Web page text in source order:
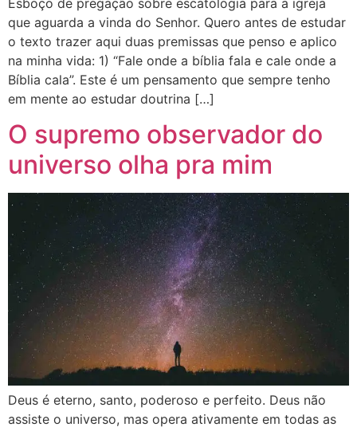
Esboço de pregação sobre escatologia para a igreja
que aguarda a vinda do Senhor. Quero antes de estudar
o texto trazer aqui duas premissas que penso e aplico
na minha vida: 1) “Fale onde a bíblia fala e cale onde a
Bíblia cala”. Este é um pensamento que sempre tenho
em mente ao estudar doutrina […]
O supremo observador do
universo olha pra mim
Deus é eterno, santo, poderoso e perfeito. Deus não
assiste o universo, mas opera ativamente em todas as